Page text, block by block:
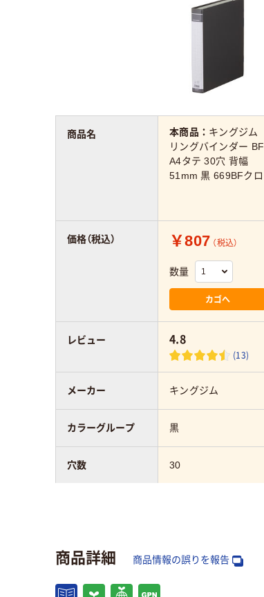
本商品： キングジム
リングバインダー BF
A4タテ 30穴 背幅
51mm 黒 669BFクロ
￥807 （税込）
数量
カゴへ
4.8
(13)
キングジム
黒
30
商品名
価格（税込）
レビュー
メーカー
カラーグループ
穴数
スコア
商品詳細 商品情報の誤りを報告